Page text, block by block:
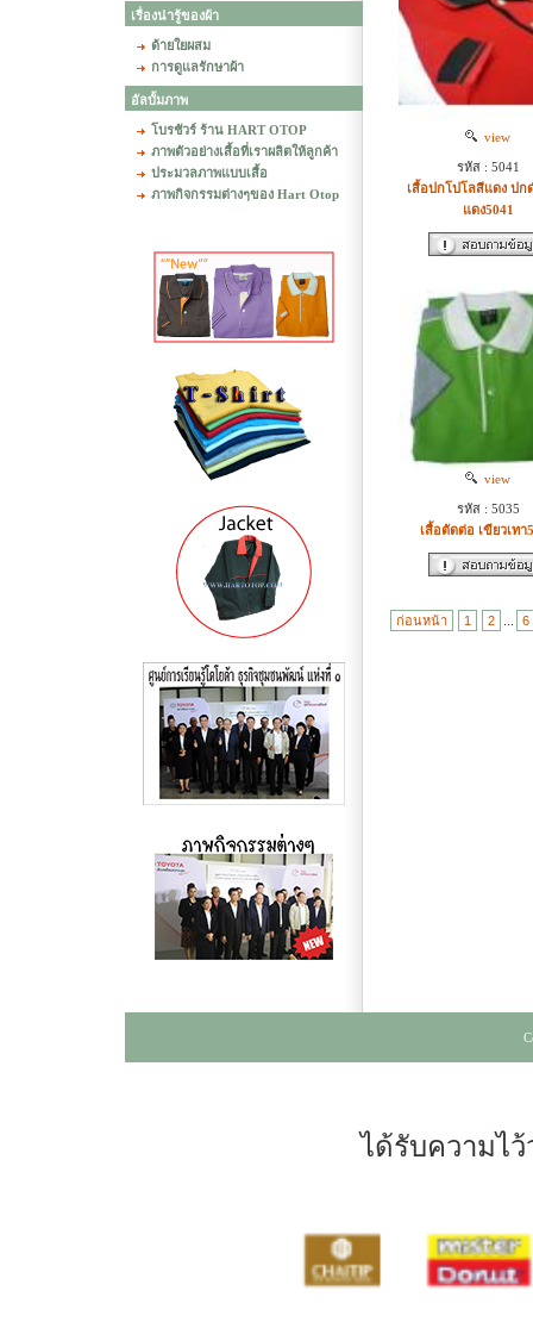
เรื่องน่ารู้ของผ้า
ด้ายใยผสม
การดูแลรักษาผ้า
อัลบั้มภาพ
โบรชัวร์ ร้าน HART OTOP
ภาพตัวอย่างเสื้อที่เราผลิตให้ลูกค้า
ประมวลภาพแบบเสื้อ
ภาพกิจกรรมต่างๆของ Hart Otop
view
รหัส : 5041
เสื้อปกโปโลสีแดง ปก
แดง5041
view
รหัส : 5035
เสื้อตัดต่อ เขียวเทา
ก่อนหน้า 1 2 6
ได้รับความไ